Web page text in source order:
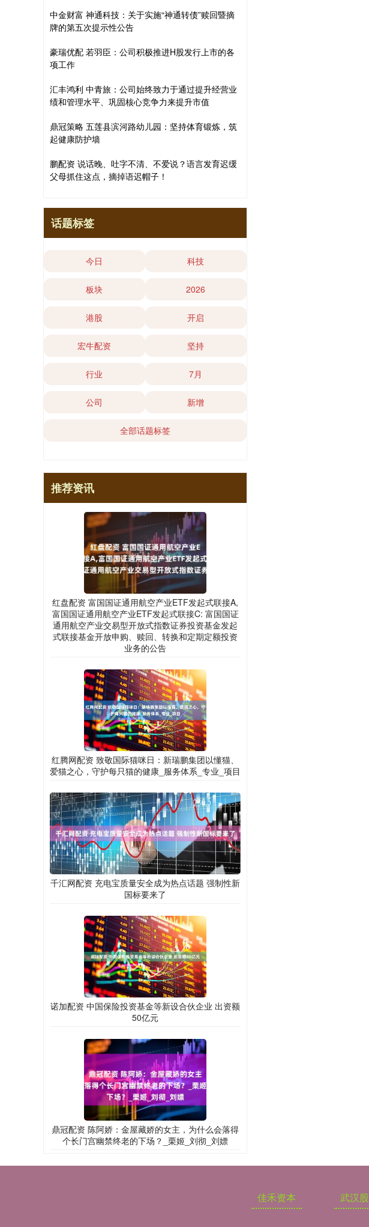
中金财富 神通科技：关于实施“神通转债”赎回暨摘
牌的第五次提示性公告
豪瑞优配 若羽臣：公司积极推进H股发行上市的各
项工作
汇丰鸿利 中青旅：公司始终致力于通过提升经营业
绩和管理水平、巩固核心竞争力来提升市值
鼎冠策略 五莲县滨河路幼儿园：坚持体育锻炼，筑
起健康防护墙
鹏配资 说话晚、吐字不清、不爱说？语言发育迟缓
父母抓住这点，摘掉语迟帽子！
话题标签
今日 科技
板块 2026
港股 开启
宏牛配资 坚持
行业 7月
公司 新增
全部话题标签
推荐资讯
红盘配资 富国国证通用航空产业ETF发起式联接A,
富国国证通用航空产业ETF发起式联接C: 富国国证
通用航空产业交易型开放式指数证券投资基金发起
式联接基金开放申购、赎回、转换和定期定额投资
业务的公告
红腾网配资 致敬国际猫咪日：新瑞鹏集团以懂猫、
爱猫之心，守护每只猫的健康_服务体系_专业_项目
千汇网配资 充电宝质量安全成为热点话题 强制性新
国标要来了
诺加配资 中国保险投资基金等新设合伙企业 出资额
50亿元
鼎冠配资 陈阿娇：金屋藏娇的女主，为什么会落得
个长门宫幽禁终老的下场？_栗姬_刘彻_刘嫖
佳禾资本 武汉